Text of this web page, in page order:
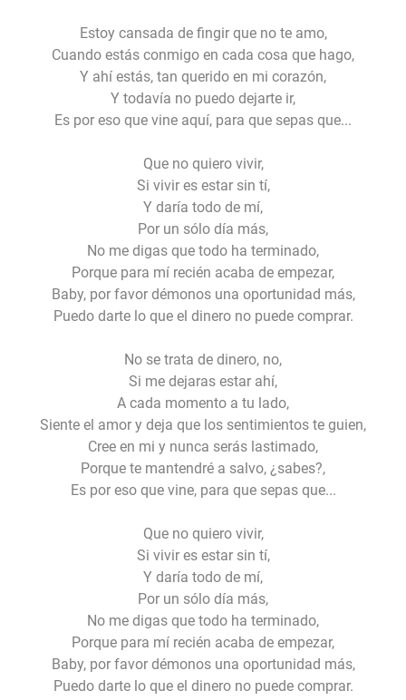
Estoy cansada de fingir que no te amo,
Cuando estás conmigo en cada cosa que hago,
Y ahí estás, tan querido en mi corazón,
Y todavía no puedo dejarte ir,
Es por eso que vine aquí, para que sepas que...
Que no quiero vivir,
Si vivir es estar sin tí,
Y daría todo de mí,
Por un sólo día más,
No me digas que todo ha terminado,
Porque para mí recién acaba de empezar,
Baby, por favor démonos una oportunidad más,
Puedo darte lo que el dinero no puede comprar.
No se trata de dinero, no,
Si me dejaras estar ahí,
A cada momento a tu lado,
Siente el amor y deja que los sentimientos te guien,
Cree en mi y nunca serás lastimado,
Porque te mantendré a salvo, ¿sabes?,
Es por eso que vine, para que sepas que...
Que no quiero vivir,
Si vivir es estar sin tí,
Y daría todo de mí,
Por un sólo día más,
No me digas que todo ha terminado,
Porque para mí recién acaba de empezar,
Baby, por favor démonos una oportunidad más,
Puedo darte lo que el dinero no puede comprar.